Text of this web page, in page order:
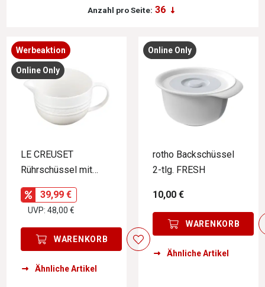
Anzahl pro Seite:
Werbeaktion
Online Only
LE CREUSET
Rührschüssel mit
Henkel STONE
39,99 €
UVP: 48,00 €
WARENKORB
Ähnliche Artikel
Online Only
rotho Backschüssel
2-tlg. FRESH
10,00 €
WARENKORB
Ähnliche Artikel